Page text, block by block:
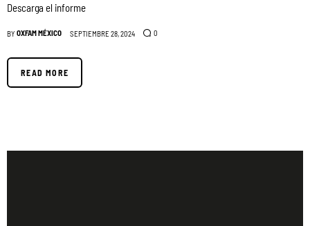
Descarga el informe
BY OXFAM MÉXICO SEPTIEMBRE 28, 2024 0
READ MORE